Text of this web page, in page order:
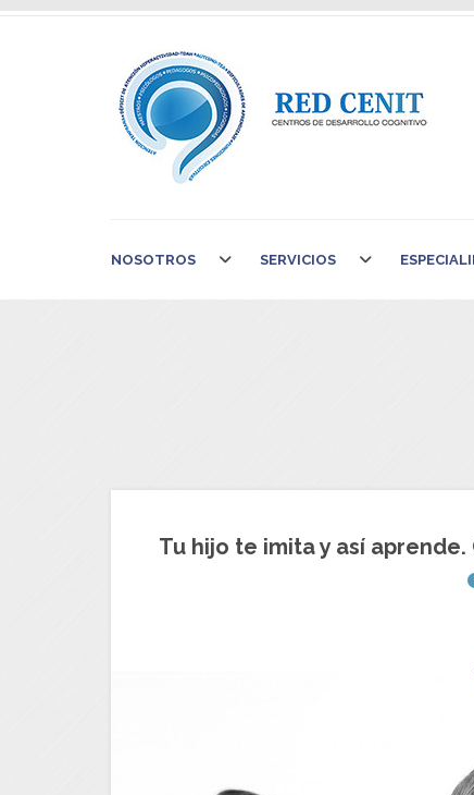
NOSOTROS SERVICIOS
Tu hijo te imita y así